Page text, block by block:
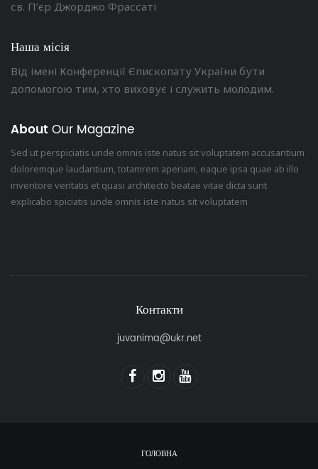
св. П’єр Джорджо Фрассаті
Наша місія
Від імені Конференції Єпископату України бути
допомогою тим, хто виховує і служить молодим.
About Our Magazine
Sed ut perspiciatis unde omnis iste natus sit voluptatem accusantium
doloremque laudantium, totamrem aperiam, eaque ipsa quae ab illo
inventore veritatis et quasi architecto beatae vitae dicta sunt
explicabo spiciatis unde omnis iste natus sit voluptatem
Контакти
juvanima@ukr.net
ГОЛОВНА